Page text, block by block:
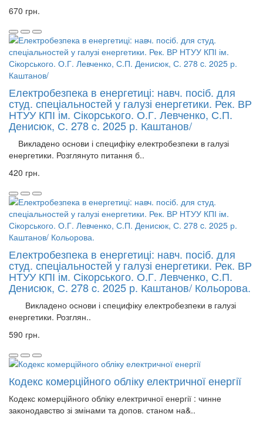
670 грн.
Електробезпека в енергетиці: навч. посіб. для
студ. спеціальностей у галузі енергетики. Рек. ВР
НТУУ КПІ ім. Сікорського. О.Г. Левченко, С.П.
Денисюк, С. 278 c. 2025 р. Каштанов/
Викладено основи і специфіку електробезпеки в галузі
енергетики. Розглянуто питання б..
420 грн.
Електробезпека в енергетиці: навч. посіб. для
студ. спеціальностей у галузі енергетики. Рек. ВР
НТУУ КПІ ім. Сікорського. О.Г. Левченко, С.П.
Денисюк, С. 278 c. 2025 р. Каштанов/ Кольорова.
Викладено основи і специфіку електробезпеки в галузі
енергетики. Розглян..
590 грн.
Кодекс комерційного обліку електричної енергії
Кодекс комерційного обліку електричної енергії : чинне
законодавство зі змінами та допов. станом на&..